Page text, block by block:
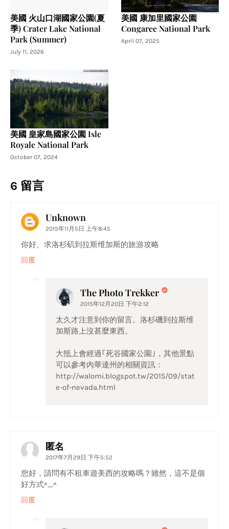
美國 火山口湖國家公園(夏
季) Crater Lake National
Park (Summer)
July 11, 2026
美國 康加里國家公園
Congaree National Park
April 07, 2025
美國 皇家島國家公園 Isle
Royale National Park
October 07, 2024
6 留言
Unknown
2015年11月5日 上午8:45
你好、求洛杉矶到拉斯维加斯的旅游攻略
回覆
The Photo Trekker
2015年12月20日 下午2:12
太久才注意到你的留言。洛杉磯到拉斯维
加斯路上沒甚麼東西。
大抵上會經過｢死谷國家公園｣，其他景點
可以參考內華達州的相關資訊：
http://walomi.blogspot.tw/2015/09/stat
e-of-nevada.html
匿名
2017年7月29日 下午5:52
您好，請問有不租車遊美西的攻略嗎？雖然，這不是個
好方式^_^
回覆